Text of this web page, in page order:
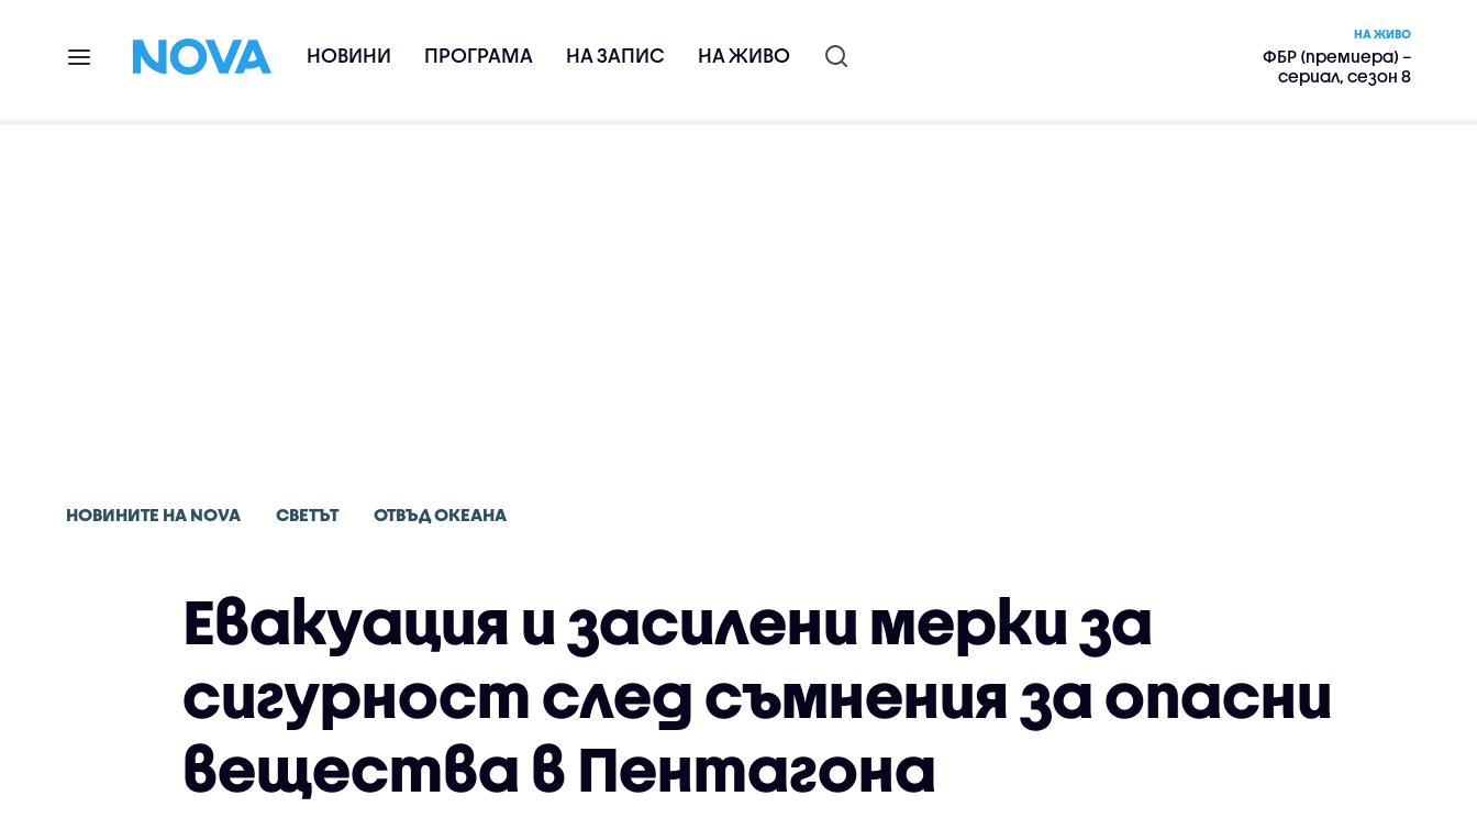
НОВИНИ ПРОГРАМА НА ЗАПИС НА ЖИВО
НА ЖИВО
ФБР (премиера) –
сериал, сезон 8
НОВИНИТЕ НА NOVA СВЕТЪТ ОТВЪД ОКЕАНА
Евакуация и засилени мерки за
сигурност след съмнения за опасни
вещества в Пентагона